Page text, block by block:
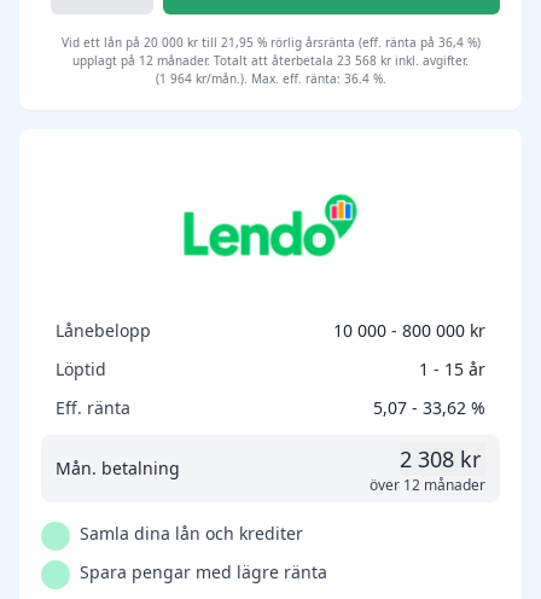
Vid ett lån på 20 000 kr till 21,95 % rörlig årsränta (eff. ränta på 36,4 %)
upplagt på 12 månader. Totalt att återbetala 23 568 kr inkl. avgifter.
(1 964 kr/mån.). Max. eff. ränta: 36.4 %.
Lånebelopp
10 000 - 800 000 kr
Löptid
1 - 15 år
Eff. ränta
5,07 - 33,62 %
Mån. betalning 2 308 kr
över 12 månader
Samla dina lån och krediter
Spara pengar med lägre ränta